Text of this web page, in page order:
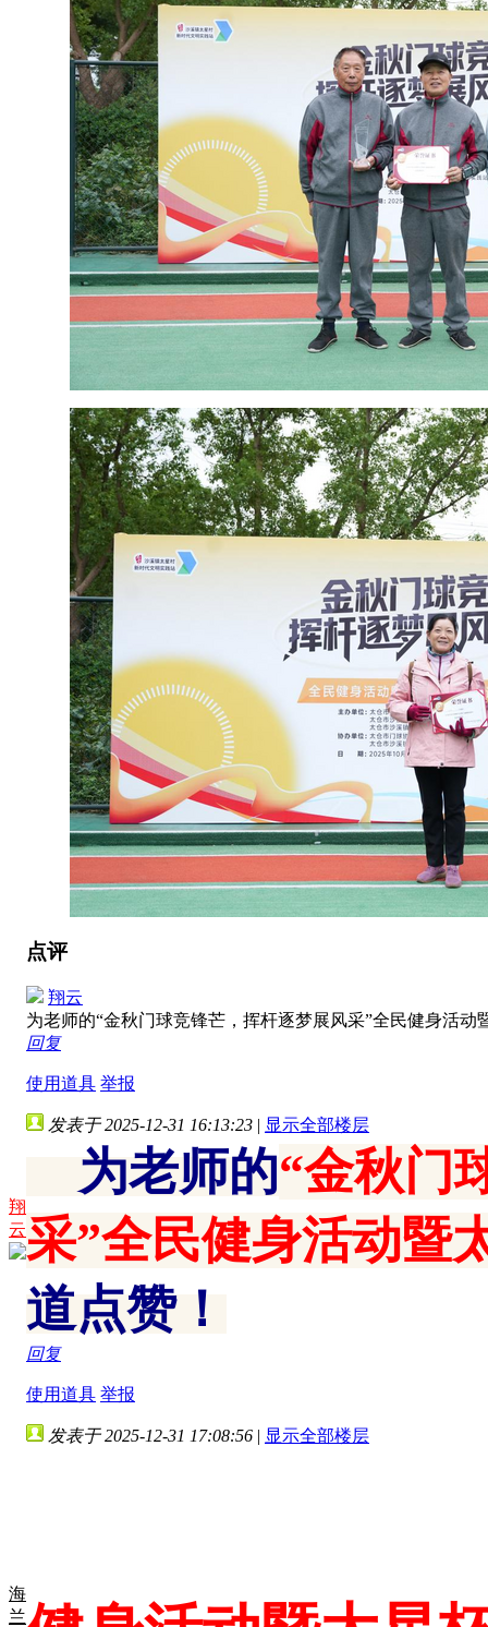
点评
翔云
为老师的“金秋门球竞锋芒，挥杆逐梦展风采”全民健身活
回复
使用道具 举报
翔
云
发表于 2025-12-31 16:13:23 | 显示全部楼层
为老师的“金秋门
采”全民健身活动暨
道点赞！
回复
使用道具 举报
海
兰
发表于 2025-12-31 17:08:56 | 显示全部楼层